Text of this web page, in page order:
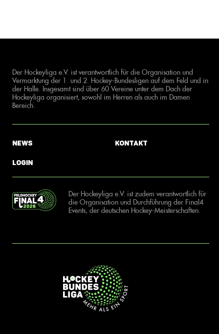
Der Hockeyliga e.V. ist verantwortlich für die Organisation und
Vermarktung der 1. und 2. Hockey-Bundesligen auf dem Feld und in
der Halle. Insgesamt sind über 60 Vereine unter dem Dach der
Hockeyliga organisiert, sowohl im Herren als auch im Damen
Bereich.
News
Login
Kontakt
Der Hockeyliga e.V. ist zudem verantwortlich für
die Organisation und Durchführung der Final4
Events, der deutschen Hockey-Meisterschaften.